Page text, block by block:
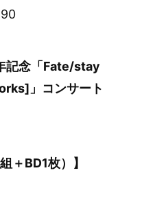
記念「Fate/stay
」コンサート
＋BD1枚）】